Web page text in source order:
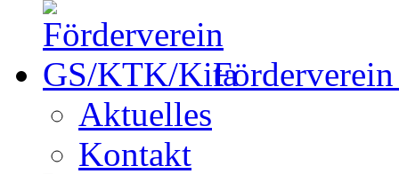
Aktuelles
Kontakt